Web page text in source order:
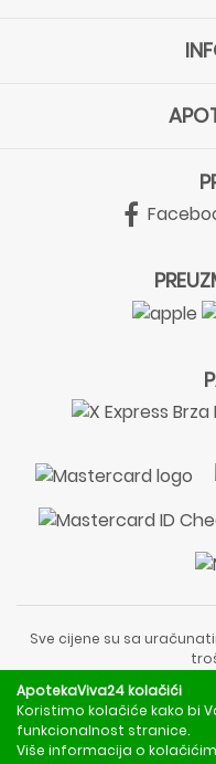
Sve cijene su sa
liječnički
Za obavijesti o
obratite se
ApotekaViva24 kolačići
Koristimo kolačiće kako bi
funkcionalnost stranice.
Više informacija o